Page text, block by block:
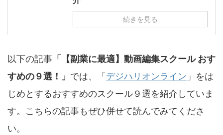
続きを見る
以下の記事 「【副業に最適】動画編集スクール おす
すめの９選！」 では、「 デジハリオンライン 」をは
じめとするおすすめのスクール９選を紹介していま
す。こちらの記事もぜひ併せて読んでみてくださ
い。